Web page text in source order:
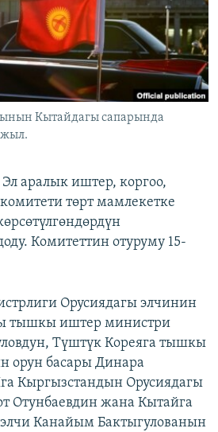
Кытайдагы сапарында
жыл.
аралык иштер, коргоо,
төрт мамлекетке
Комитеттин отуруму 15-
Орусиядагы элчинин
тышкы иштер министри
Түштүк Кореяга тышкы
орун басары Динара
Кыргызстандын Орусиядагы
Отунбаевдин жана Кытайга
Канайым Бактыгулованын